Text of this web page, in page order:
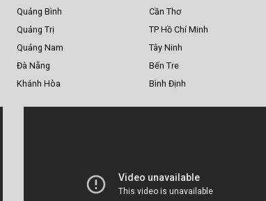
Quảng Bình
Quảng Trị
Quảng Nam
Đà Nẵng
Khánh Hòa
Cần Thơ
TP Hồ Chí Minh
Tây Ninh
Bến Tre
Bình Định